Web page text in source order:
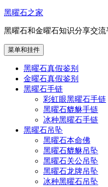
跳
内
容
黑曜石之家
黑曜石和金曜石知识分享交流
菜单和挂件
黑曜石真假鉴别
金曜石真假鉴别
黑曜石手链
彩虹眼黑曜石手链
黑曜石貔貅手链
冰种黑曜石手链
黑曜石吊坠
黑曜石本命佛
黑曜石貔貅吊坠
黑曜石关公吊坠
黑曜石龙牌吊坠
冰种黑曜石吊坠